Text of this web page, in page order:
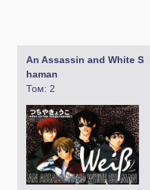
An Assassin and White S
haman
Том: 2